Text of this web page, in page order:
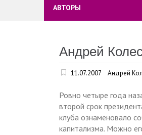
АВТОРЫ
Андрей
11.07.2007 Андрей
Ровно четыре года
второй срок
клуба ознаменовало
капитализма. Можно